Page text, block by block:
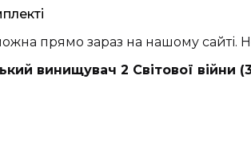
прямо зараз на нашому сайті.
винищувач 2 Світової війни